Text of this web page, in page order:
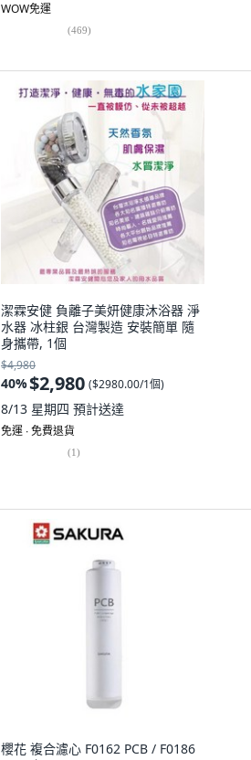
WOW免運
(469)
潔霖安健 負離子美妍健康沐浴器 淨
水器 冰柱銀 台灣製造 安裝簡單 隨
身攜帶, 1個
$4,980
40%$2,980 ($2980.00/1個)
8/13 星期四 預計送達
免運 ∙ 免費退貨
(1)
櫻花 複合濾心 F0162 PCB / F0186